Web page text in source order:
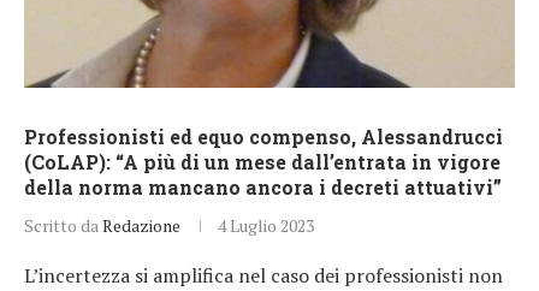
Professionisti ed equo compenso, Alessandrucci
(CoLAP): “A più di un mese dall’entrata in vigore
della norma mancano ancora i decreti attuativi”
Scritto da Redazione 4 Luglio 2023
L’incertezza si amplifica nel caso dei professionisti non